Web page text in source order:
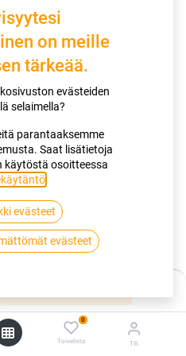
0
Toivelista Tili
ECOWING ES31 4PR
ECOWING
on meille
tärkeää.
evästeiden
selaimella?
parantaaksemme
Saat lisätietoja
käytöstä osoitteessa
evästeet
evästeet